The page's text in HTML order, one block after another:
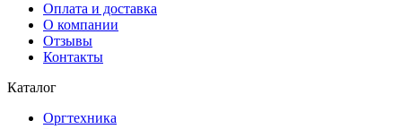
Оплата и доставка
О компании
Отзывы
Контакты
Каталог
Оргтехника